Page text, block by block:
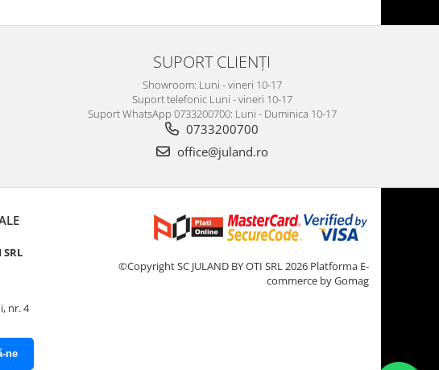
SUPORT CLIENȚI
Showroom: Luni - vineri 10-17
Suport telefonic Luni - vineri 10-17
Suport WhatsApp 0733200700: Luni - Duminica 10-17
0733200700
office@juland.ro
SRL
nr. 4
ne
©Copyright SC JULAND BY OTI SRL 2026 Platforma E-
commerce by Gomag